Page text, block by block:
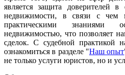
является защита доверителей
недвижимости, в связи с чем
практическими знаниями
недвижимостью, что позволяет
сделок. С судебной практикой
ознакомиться в разделе "Наш опыт
не только услуги юристов, но и